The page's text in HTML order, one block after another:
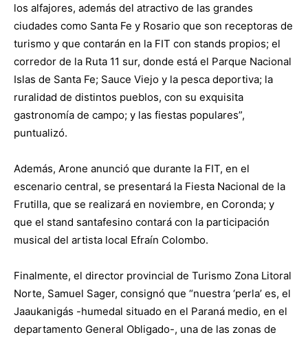
los alfajores, además del atractivo de las grandes
ciudades como Santa Fe y Rosario que son receptoras de
turismo y que contarán en la FIT con stands propios; el
corredor de la Ruta 11 sur, donde está el Parque Nacional
Islas de Santa Fe; Sauce Viejo y la pesca deportiva; la
ruralidad de distintos pueblos, con su exquisita
gastronomía de campo; y las fiestas populares”,
puntualizó.
Además, Arone anunció que durante la FIT, en el
escenario central, se presentará la Fiesta Nacional de la
Frutilla, que se realizará en noviembre, en Coronda; y
que el stand santafesino contará con la participación
musical del artista local Efraín Colombo.
Finalmente, el director provincial de Turismo Zona Litoral
Norte, Samuel Sager, consignó que “nuestra ‘perla’ es, el
Jaaukanigás -humedal situado en el Paraná medio, en el
departamento General Obligado-, una de las zonas de